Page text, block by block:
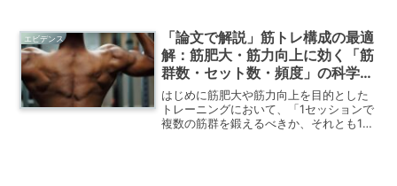
大殿筋、が重要な役割を果たします。
エビデンス
「論文で解説」筋トレ構成の最適
解：筋肥大・筋力向上に効く「筋
群数・セット数・頻度」の科学的
戦略
はじめに筋肥大や筋力向上を目的とした
トレーニングにおいて、「1セッションで
複数の筋群を鍛えるべきか、それとも1筋